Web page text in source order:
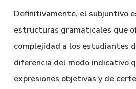
Definitivamente, el subjuntivo
estructuras gramaticales que
complejidad a los estudiantes
diferencia del modo indicativo
expresiones objetivas y de